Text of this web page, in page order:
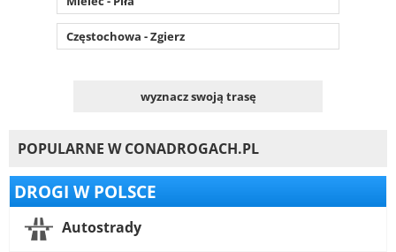
Częstochowa - Zgierz
wyznacz swoją trasę
POPULARNE W CONADROGACH.PL
DROGI W POLSCE
Autostrady